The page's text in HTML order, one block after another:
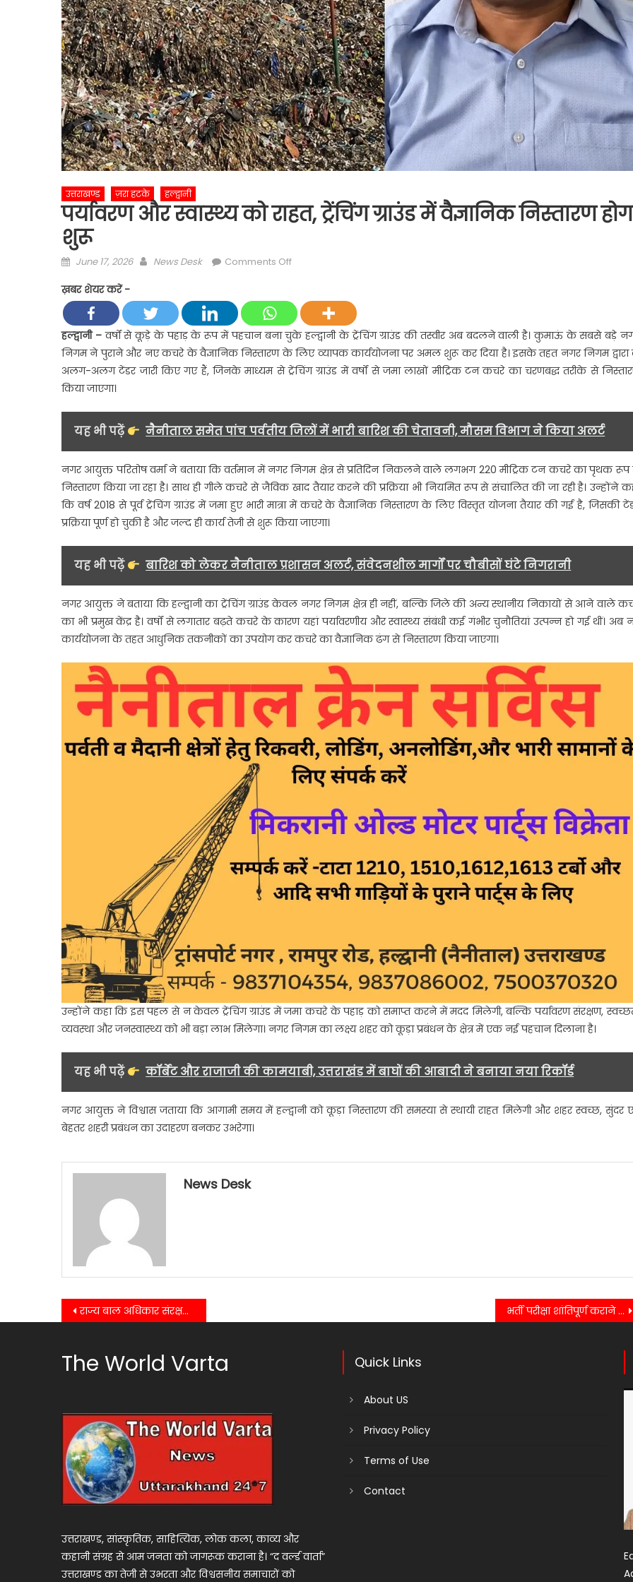
उत्तराखण्ड ज़रा हटके हल्द्वानी
पर्यावरण और स्वास्थ्य को राहत, ट्रेंचिंग ग्राउंड में वैज्ञानिक निस्तारण
शुरू
Posted
June 17, 2026 Author
News Desk Comments Offon
स्वास्थ्य
को
राहत,
ट्रेंचिंग
ग्राउंड
निस्तारण
होगा
शुरू
ख़बर शेयर करें -
हल्द्वानी –वर्षों से कूड़े के पहाड़ के रूप में पहचान बना चुके हल्द्वानी के ट्रेंचिंग ग्राउंड की तस्वीर अब बदलने वाली है। कुमाऊं के सबसे बड़े
निगम ने पुराने और नए कचरे के वैज्ञानिक निस्तारण के लिए व्यापक कार्ययोजना पर अमल शुरू कर दिया है। इसके तहत नगर निगम द्वारा
अलग-अलग टेंडर जारी किए गए हैं, जिनके माध्यम से ट्रेंचिंग ग्राउंड में वर्षों से जमा लाखों मीट्रिक टन कचरे का चरणबद्ध तरीके से
किया जाएगा।
यह भी पढ़ें नैनीताल समेत पांच पर्वतीय जिलों में भारी बारिश की चेतावनी, मौसम विभाग ने किया अलर्ट
नगर आयुक्त परितोष वर्मा ने बताया कि वर्तमान में नगर निगम क्षेत्र से प्रतिदिन निकलने वाले लगभग 220 मीट्रिक टन कचरे का पृथक
निस्तारण किया जा रहा है। साथ ही गीले कचरे से जैविक खाद तैयार करने की प्रक्रिया भी नियमित रूप से संचालित की जा रही है। उन्होंने
कि वर्ष 2018 से पूर्व ट्रेंचिंग ग्राउंड में जमा हुए भारी मात्रा में कचरे के वैज्ञानिक निस्तारण के लिए विस्तृत योजना तैयार की गई है, जिसकी
प्रक्रिया पूर्ण हो चुकी है और जल्द ही कार्य तेजी से शुरू किया जाएगा।
यह भी पढ़ें बारिश को लेकर नैनीताल प्रशासन अलर्ट, संवेदनशील मार्गों पर चौबीसों घंटे निगरानी
नगर आयुक्त ने बताया कि हल्द्वानी का ट्रेंचिंग ग्राउंड केवल नगर निगम क्षेत्र ही नहीं, बल्कि जिले की अन्य स्थानीय निकायों से आने वाले
का भी प्रमुख केंद्र है। वर्षों से लगातार बढ़ते कचरे के कारण यहां पर्यावरणीय और स्वास्थ्य संबंधी कई गंभीर चुनौतियां उत्पन्न हो गई थीं। अब
कार्ययोजना के तहत आधुनिक तकनीकों का उपयोग कर कचरे का वैज्ञानिक ढंग से निस्तारण किया जाएगा।
उन्होंने कहा कि इस पहल से न केवल ट्रेंचिंग ग्राउंड में जमा कचरे के पहाड़ को समाप्त करने में मदद मिलेगी, बल्कि पर्यावरण संरक्षण,
व्यवस्था और जनस्वास्थ्य को भी बड़ा लाभ मिलेगा। नगर निगम का लक्ष्य शहर को कूड़ा प्रबंधन के क्षेत्र में एक नई पहचान दिलाना है।
यह भी पढ़ें कॉर्बेट और राजाजी की कामयाबी, उत्तराखंड में बाघों की आबादी ने बनाया नया रिकॉर्ड
नगर आयुक्त ने विश्वास जताया कि आगामी समय में हल्द्वानी को कूड़ा निस्तारण की समस्या से स्थायी राहत मिलेगी और शहर स्वच्छ, सुंदर
बेहतर शहरी प्रबंधन का उदाहरण बनकर उभरेगा।
News Desk
Post
राज्य बाल अधिकार संरक्षण आयोग ने शिक्षा विभाग को दिए समयबद्ध कार्रवाई के निर्देश भर्ती परीक्षा शांतिपूर्ण कराने को प्रशासन की तैयारी पूरी, 100 मीटर दायरे में रोक
The World Varta
उत्तराखण्ड, सांस्कृतिक, साहित्यिक, लोक कला, काव्य और
कहानी संग्रह से आम जनता को जागरूक कराना है। “द वर्ल्ड वार्ता”
उत्तराखण्ड का तेजी से उभरता और विश्वसनीय समाचारों को
Quick Links
About US
Privacy Policy
Terms of Use
Contact